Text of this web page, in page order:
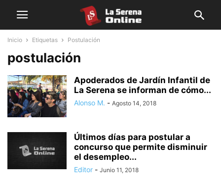
Inicio Etiquetas Postulación
postulación
Apoderados de Jardín Infantil de
La Serena se informan de cómo...
Alonso M. - Agosto 14, 2018
Últimos días para postular a
concurso que permite disminuir
el desempleo...
Editor - Junio 11, 2018